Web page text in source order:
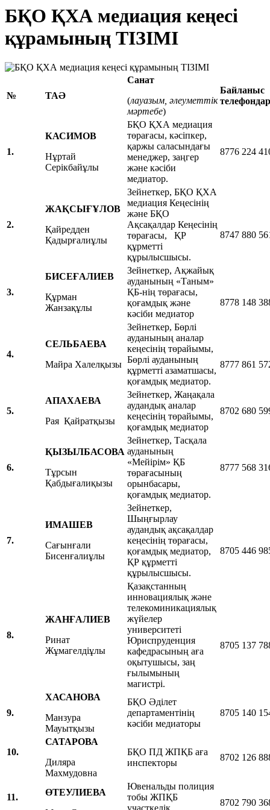
БҚО ҚХА медиация кеңесі
құрамының ТІЗІМІ
№ ТАӘ
Санат
(лауазым, әлеуметтік
мәртебе)
Байланыс
1.
КАСИМОВ
Нұртай
Серікбайұлы
БҚО ҚХА медиация
төрағасы, кәсіпкер,
қаржы саласындағы
менеджер, заңгер
және кәсіби
медиатор.
8776 224
2.
ЖАҚСЫҒҰЛОВ
Қайредден
Қадырғалиұлы
Зейнеткер, БҚО ҚХА
медиация Кеңесінің
және БҚО
Ақсақалдар Кеңесінің
төрағасы, ҚР
құрметті
құрылысшысы.
8747 880
3.
БИСЕҒАЛИЕВ
Құрман
Жанзақұлы
Зейнеткер, Ақжайық
ауданының «Таным»
ҚБ-нің төрағасы,
қоғамдық және
кәсіби медиатор
8778 148
4.
СЕЛЬБАЕВА
Майра Халелқызы
Зейнеткер, Бөрлі
ауданының аналар
кеңесінің төрайымы,
Бөрлі ауданының
құрметті азаматшасы,
қоғамдық медиатор.
8777 861
5.
АПАХАЕВА
Рая Қайратқызы
Зейнеткер, Жаңақала
аудандық аналар
кеңесінің төрайымы,
қоғамдық медиатор
8702 680
6.
ҚЫЗЫЛБАСОВА
Тұрсын
Қабдығалиқызы
Зейнеткер, Тасқала
ауданының
«Мейірім» ҚБ
төрағасының
орынбасары,
қоғамдық медиатор.
8777 568
7.
ИМАШЕВ
Сағынғали
Бисенғалиұлы
Зейнеткер,
Шыңғырлау
аудандық ақсақалдар
кеңесінің төрағасы,
қоғамдық медиатор,
ҚР құрметті
құрылысшысы.
8705 446
8.
ЖАНҒАЛИЕВ
Ринат
Жұмагелдіұлы
Қазақстанның
инновациялық және
телекоминикациялық
жүйелер
университеті
Юриспруденция
кафедрасының аға
оқытушысы, заң
ғылымының
магистрі.
8705 137
9.
ХАСАНОВА
Манзура
Мауытқызы
БҚО Әділет
департаментінің
кәсіби медиаторы
8705 140
10.
САТАРОВА
Диляра
Махмудовна
БҚО ПД ЖПҚБ аға
инспекторы
8702 126
11.
ӨТЕУЛИЕВА
Ювенальды полиция
тобы ЖПҚБ
8702 790